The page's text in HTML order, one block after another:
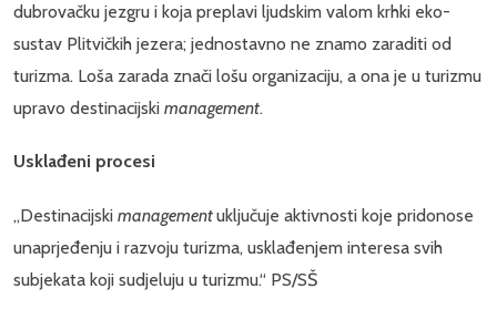
dubrovačku jezgru i koja preplavi ljudskim valom krhki eko-
sustav Plitvičkih jezera; jednostavno ne znamo zaraditi od
turizma. Loša zarada znači lošu organizaciju, a ona je u turizmu
upravo destinacijski management.
Usklađeni procesi
„Destinacijski managementuključuje aktivnosti koje pridonose
unaprjeđenju i razvoju turizma, usklađenjem interesa svih
subjekata koji sudjeluju u turizmu.“ PS/SŠ